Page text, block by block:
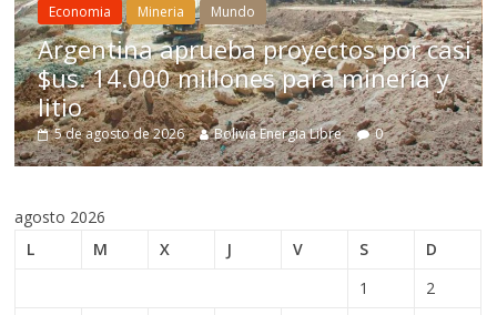
Mundo
proyectos por casi
para minería y
Bolivia Energia Libre 0
Chile aprueba
para impulsar
Bolivia no
estructurales
5 de agosto de 2026
agosto 2026
L
M X J V S
D
1
2